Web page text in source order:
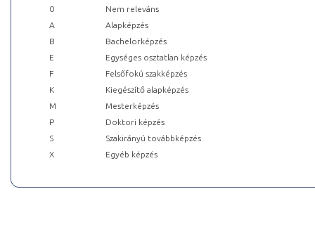
0
Nem releváns
A
Alapképzés
B
Bachelorképzés
E
Egységes osztatlan képzés
F
Felsőfokú szakképzés
K
Kiegészítő alapképzés
M
Mesterképzés
P
Doktori képzés
S
Szakirányú továbbképzés
X
Egyéb képzés